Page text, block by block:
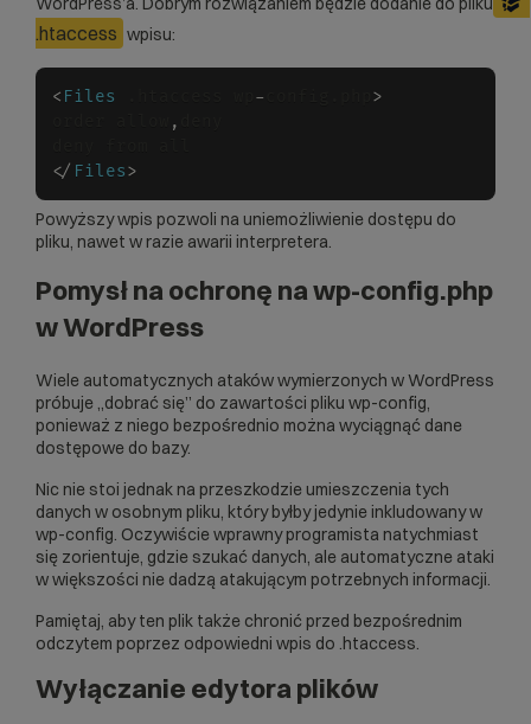
.htaccess wpisu:
< Files -
>
,
</ Files>
Powyższy wpis pozwoli na uniemożliwienie dostępu do
pliku, nawet w razie awarii interpretera.
Pomysł na ochronę na wp-config.php
w WordPress
Wiele automatycznych ataków wymierzonych w WordPress
próbuje „dobrać się” do zawartości pliku wp-config,
ponieważ z niego bezpośrednio można wyciągnąć dane
dostępowe do bazy.
Nic nie stoi jednak na przeszkodzie umieszczenia tych
danych w osobnym pliku, który byłby jedynie inkludowany w
wp-config. Oczywiście wprawny programista natychmiast
się zorientuje, gdzie szukać danych, ale automatyczne ataki
w większości nie dadzą atakującym potrzebnych informacji.
Pamiętaj, aby ten plik także chronić przed bezpośrednim
odczytem poprzez odpowiedni wpis do .htaccess.
Wyłączanie edytora plików